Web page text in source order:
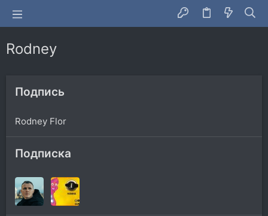
Rodney
Подпись
Rodney Flor
Подписка